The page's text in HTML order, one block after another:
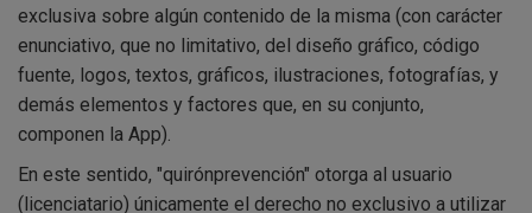
exclusiva sobre algún contenido de la misma (con carácter
enunciativo, que no limitativo, del diseño gráfico, código
fuente, logos, textos, gráficos, ilustraciones, fotografías, y
demás elementos y factores que, en su conjunto,
componen la App).
En este sentido, "quirónprevención" otorga al usuario
(licenciatario) únicamente el derecho no exclusivo a utilizar